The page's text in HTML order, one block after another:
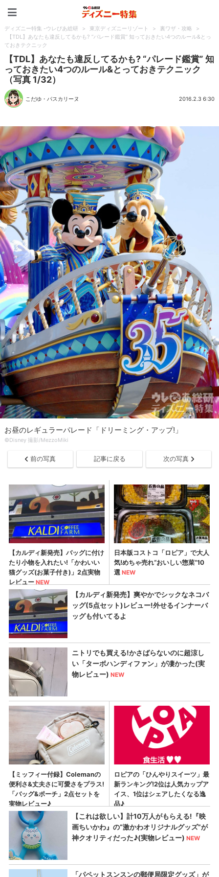
ディズニー特集 -ウレぴあ総研 > 東京ディズニーリゾート > 裏ワザ・攻略
>
【TDL】あなたも違反してるかも? “パレード鑑賞” 知っておきたい4つのルール&とっ
ておきテクニック
【TDL】あなたも違反してるかも? “パレード鑑賞” 知
っておきたい4つのルール&とっておきテクニック
（写真 1/32）
こだゆ・パスカリーヌ 2016.2.3 6:30
お昼のレギュラーパレード「ドリーミング・アップ!」
©︎Disney 撮影/MezzoMiki
前の写真 記事に戻る 次の写真